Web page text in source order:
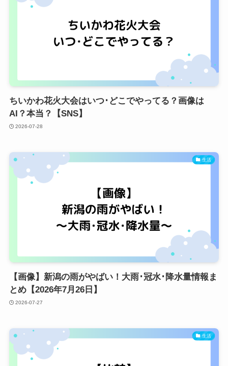
ちいかわ花火大会はいつ･どこでやってる？画像は
AI？本当？【SNS】
2026-07-28
生活
【画像】新潟の雨がやばい！大雨･冠水･降水量情報ま
とめ【2026年7月26日】
2026-07-27
生活